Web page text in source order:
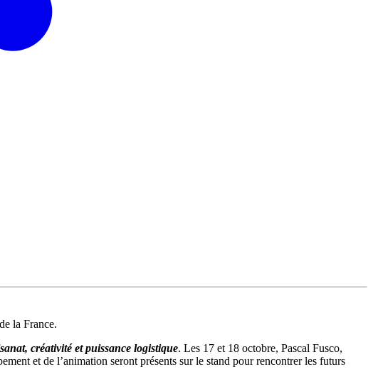
la France.
créativité et puissance logistique. Les 17 et 18 octobre, Pascal Fusco,
et de l’animation seront présents sur le stand pour rencontrer les futurs